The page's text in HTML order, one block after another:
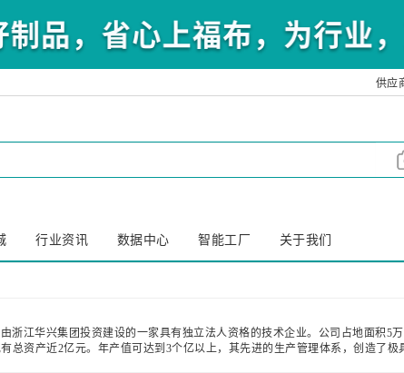
供应
行业资讯 数据中心 智能工厂 关于我们
浙江华兴集团投资建设的一家具有独立法人资格的技术企业。公司占地面积5
总资产近2亿元。年产值可达到3个亿以上，其先进的生产管理体系，创造了极